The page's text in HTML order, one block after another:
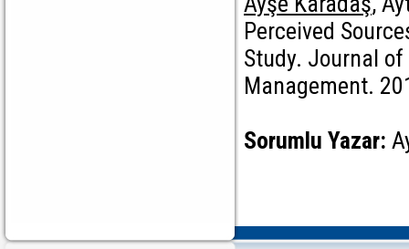
Perceived
Study. Journal
Management.
Sorumlu Yazar: